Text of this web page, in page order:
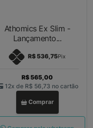
Athomics Ex Slim -
Lançamento...
R$ 536,75Pix
R$ 565,00
12x de R$ 56,73 no cartão
Comprar